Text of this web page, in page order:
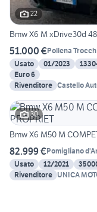
22
Bmw X6 M xDrive30d
51.000 €Pollena
Usato
01/2023
Euro 6
Rivenditore Castello
30
Bmw X6 M50 M
82.999 €Pomigliano
Usato
12/2021
Rivenditore UNICA